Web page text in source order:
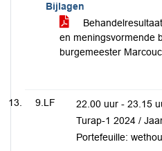
Bijlagen
en meningsvormende
burgemeester
9.LF
22.00 uur - 23.15
Turap-1 2024 /
Portefeuille: